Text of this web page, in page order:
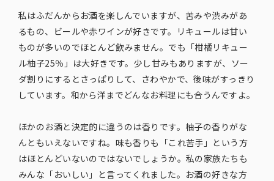
私はふだんからお酒を楽しんでいますが、苦みや渋みがあ
るもの、ビールや赤ワインが好きです。リキュールは甘い
ものが多いのでほとんど飲みません。でも「柑橘リキュー
ル柚子25％」は大好きです。少し甘みもありますが、ソー
ダ割りにするとさっぱりして、さわやかで、後味がすっきり
しています。和から洋までどんなお料理にも合うんですよ。
ほかのお酒と決定的に違うのは香りです。柚子の香りがな
んともいえないですね。味も香りも「これ苦手」という方
はほとんどいないのではないでしょうか。私の家族たちも
みんな「おいしい」と言ってくれました。お酒の好きな方